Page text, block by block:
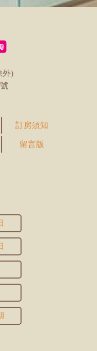
我們接卡拉ok的線不合
看見
三房包棟，
可，可訂房時再備註
加人費用入住當天另
2025/12/23 01:18:40
呢
床，訂房時再備註告
2025/08/29 13:54:33
抽煙的嗎？
達（大約12:30-
放在民宿嗎？
外)
訂房須知
留言版